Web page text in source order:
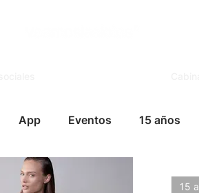
App Eventos 15 años
Organización Salones de
15